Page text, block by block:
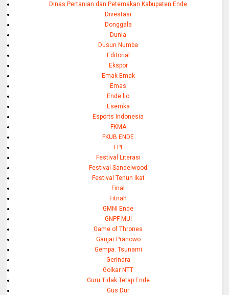
Dinas Pertanian dan Peternakan Kabupaten Ende
Divestasi
Donggala
Dunia
Dusun Numba
Editorial
Ekspor
Emak-Emak
Emas
Ende lio
Esemka
Esports Indonesia
FKMA
FKUB ENDE
FPI
Festival Literasi
Festival Sandelwood
Festival Tenun Ikat
Final
Fitnah
GMNI Ende
GNPF MUI
Game of Thrones
Ganjar Pranowo
Gempa. Tsunami
Gerindra
Golkar NTT
Guru Tidak Tetap Ende
Gus Dur